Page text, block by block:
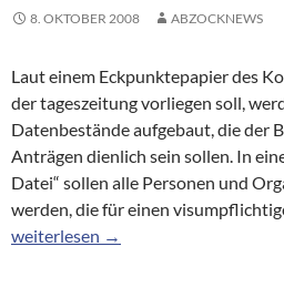
8. OKTOBER 2008 ABZOCKNEWS
Laut einem Eckpunktepapier des
der tageszeitung vorliegen soll,
Datenbestände aufgebaut, die der
Anträgen dienlich sein sollen. In
Datei“ sollen alle Personen und
werden, die für einen
Große Koalition: Wer häufig
weiterlesen →